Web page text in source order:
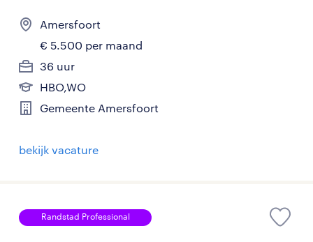
Amersfoort
€ 5.500 per maand
36 uur
HBO,WO
Gemeente Amersfoort
bekijk vacature
Randstad Professional